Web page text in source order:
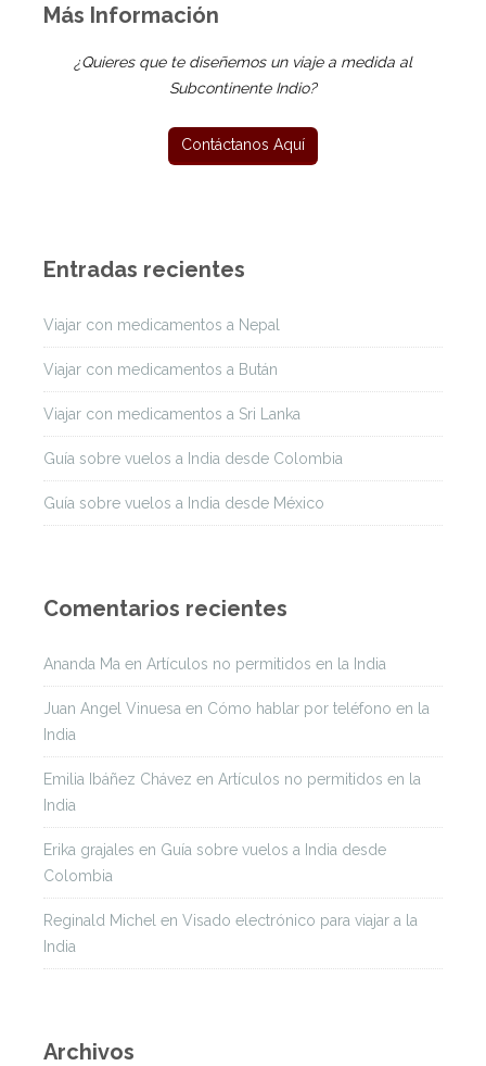
Más Información
¿Quieres que te diseñemos un viaje a medida al
Subcontinente Indio?
Entradas recientes
Viajar con medicamentos a Nepal
Viajar con medicamentos a Bután
Viajar con medicamentos a Sri Lanka
Guía sobre vuelos a India desde Colombia
Guía sobre vuelos a India desde México
Comentarios recientes
Ananda Ma en Artículos no permitidos en la India
Juan Angel Vinuesa en Cómo hablar por teléfono en la
India
Emilia Ibáñez Chávez en Artículos no permitidos en la
India
Erika grajales en Guía sobre vuelos a India desde
Colombia
Reginald Michel en Visado electrónico para viajar a la
India
Archivos